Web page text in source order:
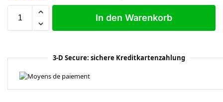
In den Warenkorb
3-D Secure: sichere Kreditkartenzahlung